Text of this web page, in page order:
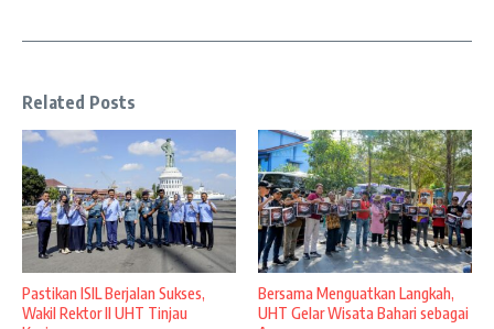
Related Posts
Pastikan ISIL Berjalan Sukses,
Wakil Rektor II UHT Tinjau
Bersama Menguatkan Langkah,
UHT Gelar Wisata Bahari sebagai